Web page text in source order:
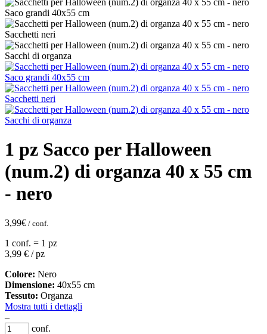
1 pz Sacco per Halloween
(num.2) di organza 40 x 55 cm
- nero
3,99€ / conf.
1 conf. = 1 pz
3,99 € / pz
Colore: Nero
Dimensione: 40x55 cm
Tessuto: Organza
Mostra tutti i dettagli
–
conf.